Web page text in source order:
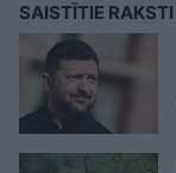
SAISTĪTIE RAKSTI